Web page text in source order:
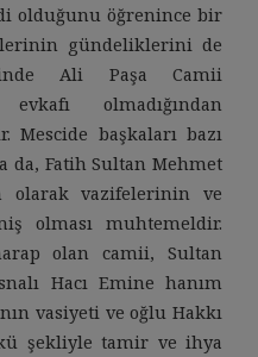
olduğunu öğrenince bir
gündeliklerini de
Ali Paşa Camii
olmadığından
Mescide başkaları bazı
da, Fatih Sultan Mehmet
olarak vazifelerinin ve
olması muhtemeldir.
olan camii, Sultan
Hacı Emine hanım
vasiyeti ve oğlu Hakkı
şekliyle tamir ve ihya